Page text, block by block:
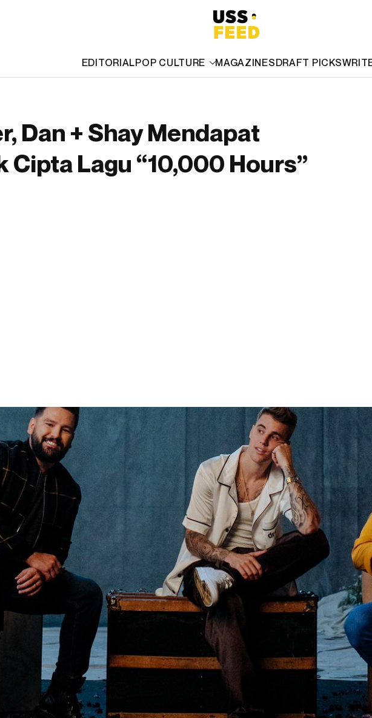
EDITORIALPOP CULTURE MAGAZINESDRAFT PICKS
Dan + Shay Mendapat
Cipta Lagu “10,000 Hours”